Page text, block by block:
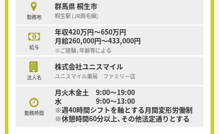
勤務地
群馬県 桐生市
桐生駅 (JR両毛線)
給与
年収420万円～650万円
月給260,000円～433,000円
※ご経験、年齢等による
法人名
株式会社ユニスマイル
ユニスマイル薬局 ファミリー店
勤務時間
月火木金土 9:00～19:00
水 9:00～13:00
※週40時間シフトを軸とする月間変形労働制
※休憩時間60分以上、その他法定通りとする